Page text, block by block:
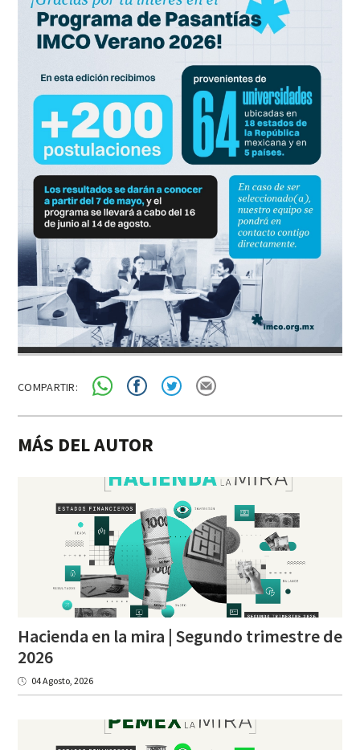
COMPARTIR:
MÁS DEL AUTOR
Hacienda en la mira | Segundo trimestre de
2026
04 Agosto, 2026